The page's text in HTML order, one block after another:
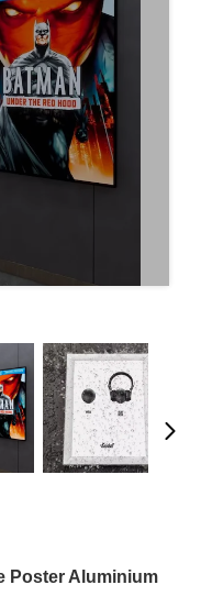
Poster Aluminium